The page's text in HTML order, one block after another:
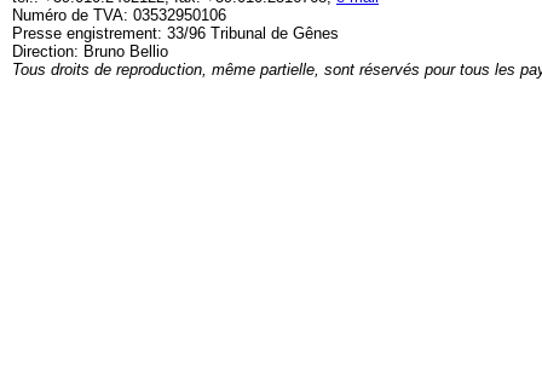
Numéro de TVA: 03532950106
Presse engistrement: 33/96 Tribunal de Gênes
Direction: Bruno Bellio
Tous droits de reproduction, même partielle, sont réservés pour tous les